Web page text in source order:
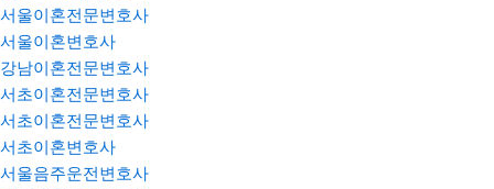
서울이혼전문변호사
서울이혼변호사
강남이혼전문변호사
서초이혼전문변호사
서초이혼전문변호사
서초이혼변호사
서울음주운전변호사